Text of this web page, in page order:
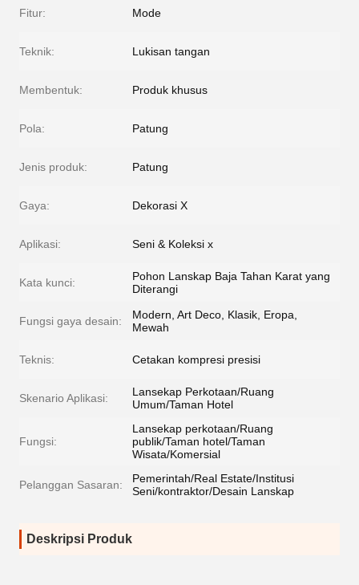
Fitur: Mode
Teknik: Lukisan tangan
Membentuk: Produk khusus
Pola: Patung
Jenis produk: Patung
Gaya: Dekorasi X
Aplikasi: Seni & Koleksi x
Kata kunci:
Pohon Lanskap Baja Tahan Karat yang
Diterangi
Fungsi gaya desain:
Modern, Art Deco, Klasik, Eropa,
Mewah
Teknis: Cetakan kompresi presisi
Skenario Aplikasi:
Lansekap Perkotaan/Ruang
Umum/Taman Hotel
Fungsi:
Lansekap perkotaan/Ruang
publik/Taman hotel/Taman
Wisata/Komersial
Pelanggan Sasaran:
Pemerintah/Real Estate/Institusi
Seni/kontraktor/Desain Lanskap
Deskripsi Produk